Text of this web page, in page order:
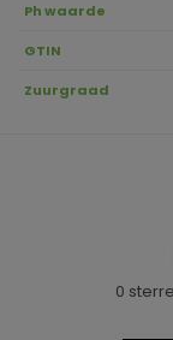
Ph waarde
GTIN
Zuurgraad
0